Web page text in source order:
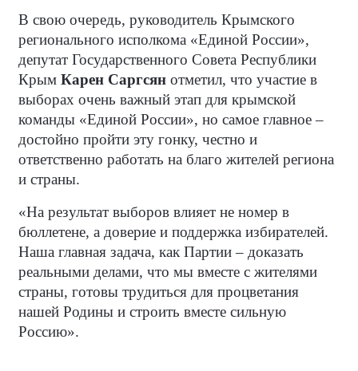
В свою очередь, руководитель Крымского
регионального исполкома «Единой России»,
депутат Государственного Совета Республики
Крым Карен Саргсян отметил, что участие в
выборах очень важный этап для крымской
команды «Единой России», но самое главное –
достойно пройти эту гонку, честно и
ответственно работать на благо жителей региона
и страны.
«На результат выборов влияет не номер в
бюллетене, а доверие и поддержка избирателей.
Наша главная задача, как Партии – доказать
реальными делами, что мы вместе с жителями
страны, готовы трудиться для процветания
нашей Родины и строить вместе сильную
Россию».